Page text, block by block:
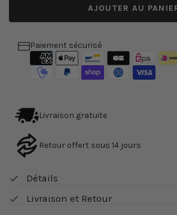
Lampe
vintage
de
Lampe
vintage
AJOUTER AU
Paiement sécurisé
Livraison gratuite
Retour offert sous 14 jours
Détails
Livraison et Retour